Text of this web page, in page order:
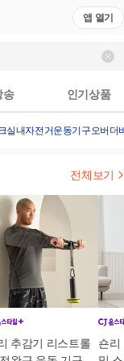
앱 열기
송 인기상품
실내자전거운동기구오버더
전체보기
추감기 리스트롤
숀리